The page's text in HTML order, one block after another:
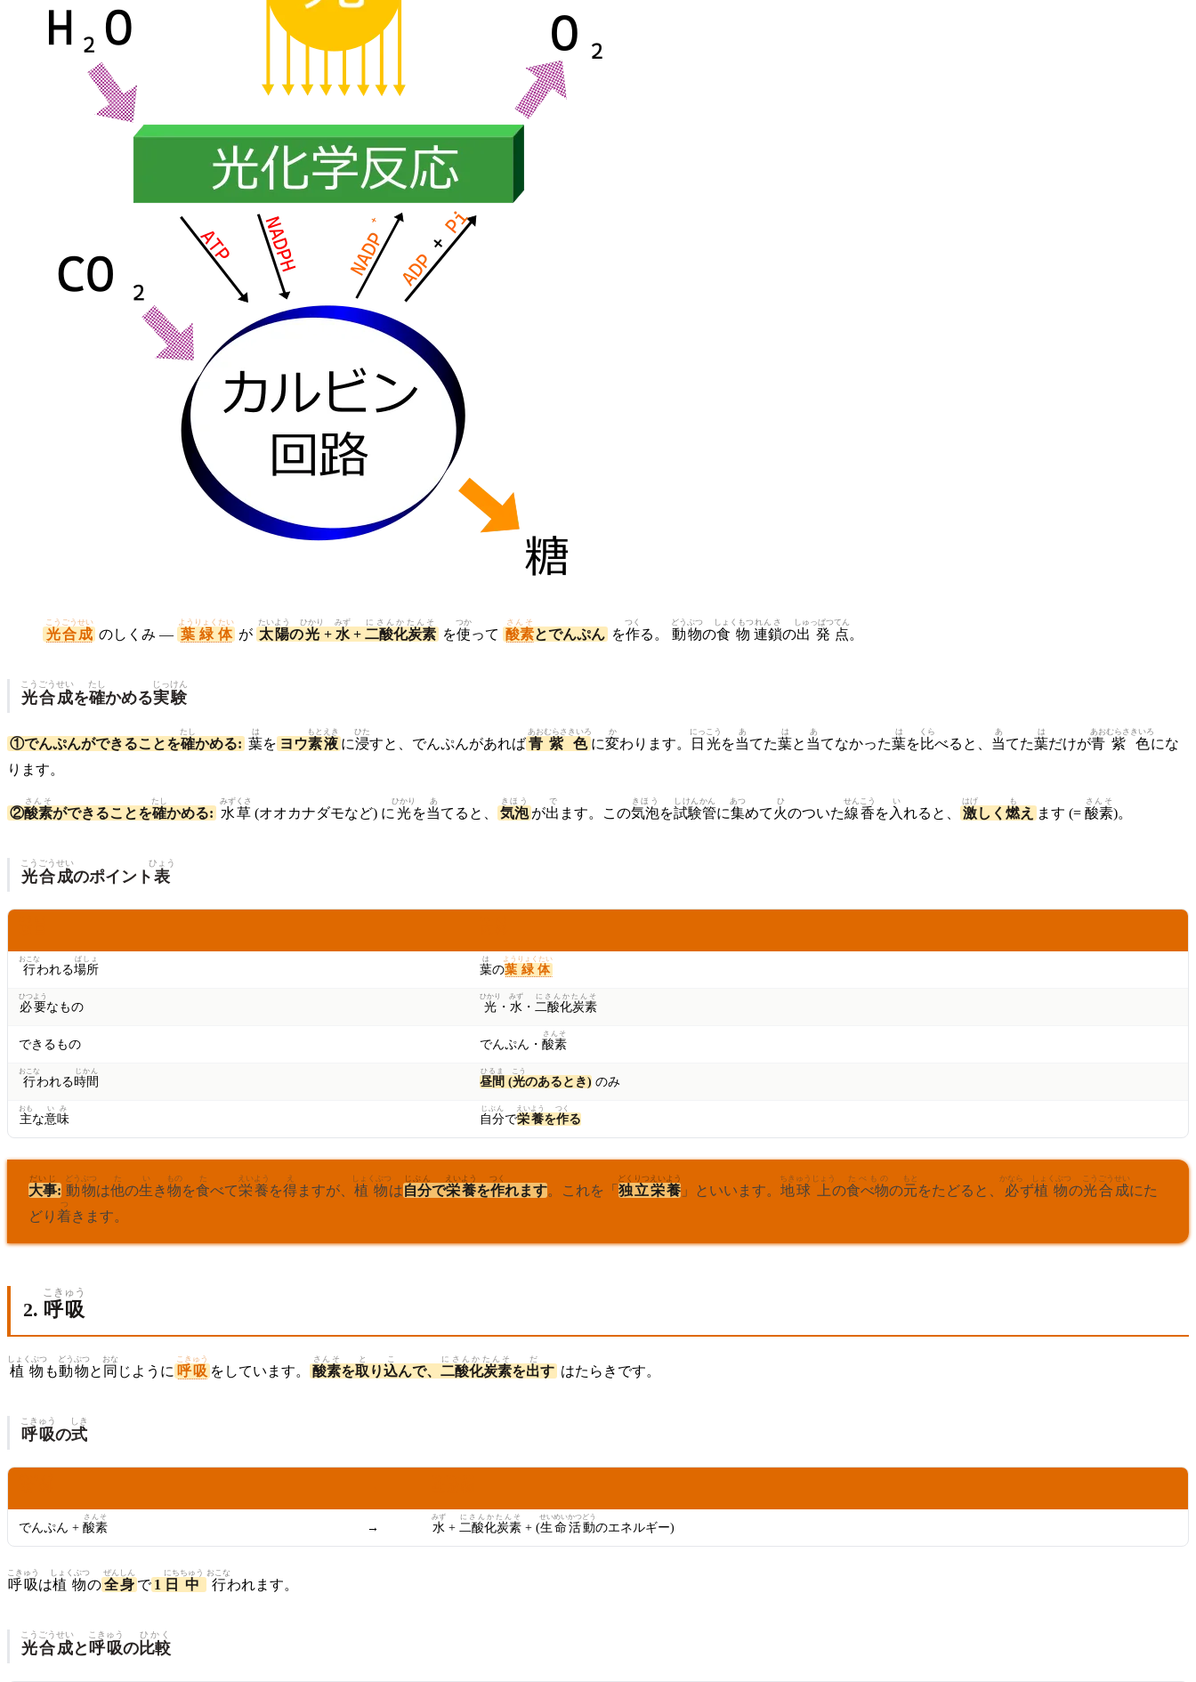
光合成
こうごうせい
のしくみ — 葉緑体
ようりょくたい
が 太
たい
陽
よう
の光
ひかり
+ 水
みず
+ 二酸化炭素
にさんかたんそ
を使
つか
って 酸素
さんそ
とでんぷん を作
つく
る。 動
どう
物
ぶつ
の食物
しょくもつ
連鎖
れんさ
の出発
しゅっぱつ
点
てん
。
光合成
こうごうせい
を確
たし
かめる実験
じっけん
①でんぷんができることを確
たし
かめる: 葉
は
を ヨウ素
もと
液
えき
に浸
ひた
すと、でんぷんがあれば青
あお
紫色
むらさきいろ
に変
か
わります。 日光
にっこう
を当
あ
てた葉
は
と 当
あ
てなかった葉
は
を比
くら
べると、 当
あ
てた葉
は
だけが青
あお
紫色
むらさきいろ
にな
ります。
②酸素
さんそ
ができることを確
たし
かめる: 水草
みずくさ
(オオカナダモなど) に 光
ひかり
を当
あ
てると、 気泡
きほう
が出
で
ます。この気泡
きほう
を試験管
しけんかん
に集
あつ
めて火
ひ
のついた線香
せんこう
を 入
い
れると、 激
はげ
しく 燃
も
え ます (= 酸素
さんそ
)。
光合成
こうごうせい
のポイント 表
ひょう
行
おこな
われる場所
ばしょ
葉
は
の葉緑体
ようりょくたい
必要
ひつよう
なもの 光
ひかり
・ 水
みず
・ 二酸化炭素
にさんかたんそ
できるもの でんぷん・ 酸素
さんそ
行
おこな
われる時間
じかん
昼間
ひるま
(光
こう
のあるとき) のみ
主
おも
な意味
いみ
自分
じぶん
で栄養
えいよう
を作
つく
る
大事
だいじ
: 動物
どうぶつ
は他
た
の生
い
き物
もの
を食
た
べて栄養
えいよう
を得
え
ますが、 植物
しょくぶつ
は自分
じぶん
で栄養
えいよう
を作
つく
れます。これを「 独立
どくりつ
栄養
えいよう
」といいます。 地球
ちきゅう
上
じょう
の食べ物
たべもの
の元
もと
をたどると、 必
かなら
ず植物
しょくぶつ
の光合成
こうごうせい
にた
どり 着
つ
きます。
2. 呼吸
こきゅう
植物
しょくぶつ
も動物
どうぶつ
と 同
おな
じように 呼吸
こきゅう
をしています。 酸素
さんそ
を取
と
り込
こ
んで、 二酸化炭素
にさんかたんそ
を出
だ
す はたらきです。
呼吸
こきゅう
の式
しき
でんぷん + 酸素
さんそ
→ 水
みず
+ 二酸化炭素
にさんかたんそ
+ (生命
せいめい
活動
かつどう
のエネルギー)
呼吸
こきゅう
は植物
しょくぶつ
の全身
ぜんしん
で 1 日
にち
中
ちゅう
行
おこな
われます。
光合成
こうごうせい
と呼吸
こきゅう
の比較
ひかく